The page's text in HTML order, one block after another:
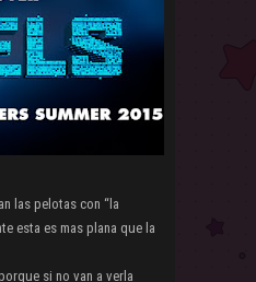
las pelotas con “la
esta es mas plana que la
si no van a verla